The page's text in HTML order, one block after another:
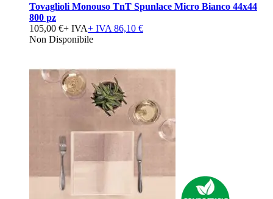
Tovaglioli Monouso TnT Spunlace Micro Bianco 44x44
800 pz
105,00 €+ IVA+ IVA 86,10 €
Non Disponibile